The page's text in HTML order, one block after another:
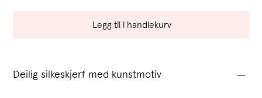
Legg til i handlekurv
Deilig silkeskjerf med kunstmotiv